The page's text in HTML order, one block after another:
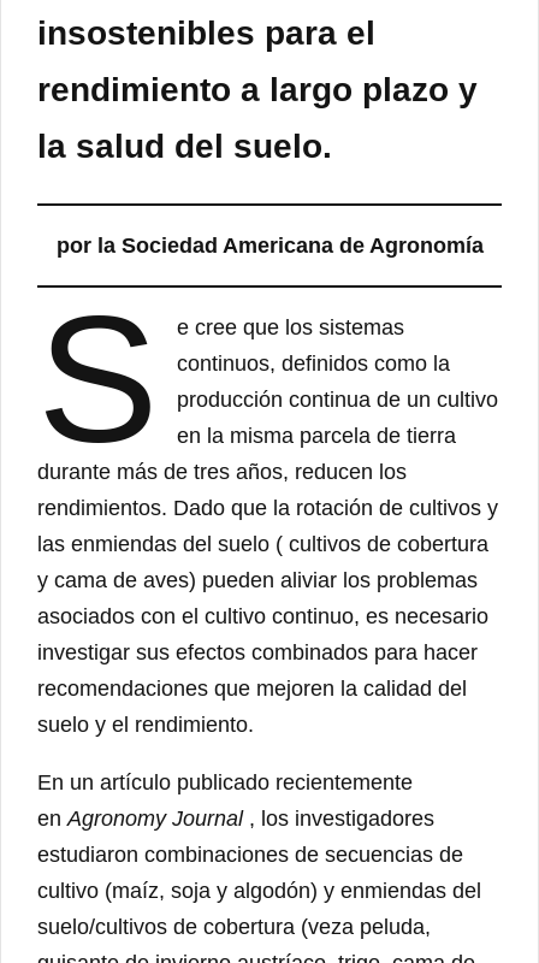
insostenibles para el
rendimiento a largo plazo y
la salud del suelo.
por la Sociedad Americana de Agronomía
S
e cree que los sistemas
continuos, definidos como la
producción continua de un cultivo
en la misma parcela de tierra
durante más de tres años, reducen los
rendimientos. Dado que la rotación de cultivos y
las enmiendas del suelo ( cultivos de cobertura
y cama de aves) pueden aliviar los problemas
asociados con el cultivo continuo, es necesario
investigar sus efectos combinados para hacer
recomendaciones que mejoren la calidad del
suelo y el rendimiento.
En un artículo publicado recientemente
en Agronomy Journal, los investigadores
estudiaron combinaciones de secuencias de
cultivo (maíz, soja y algodón) y enmiendas del
suelo/cultivos de cobertura (veza peluda,